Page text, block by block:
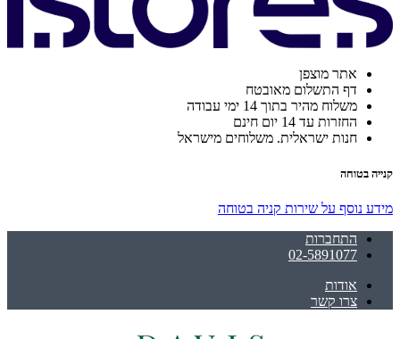
אתר מוצפן
דף התשלום מאובטח
משלוח מהיר בתוך 14 ימי עבודה
החזרות עד 14 יום חינם
חנות ישראלית. משלוחים מישראל
קנייה בטוחה
מידע נוסף על שירות קניה בטוחה
התחברות
02-5891077
אודות
צרו קשר